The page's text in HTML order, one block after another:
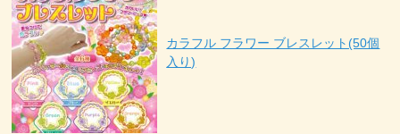
カラフル フラワー ブレスレット(50個
入り)